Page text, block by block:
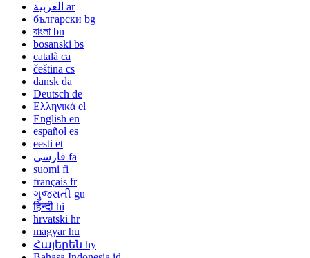
العربية ar
български bg
বাংলা bn
bosanski bs
català ca
čeština cs
dansk da
Deutsch de
Ελληνικά el
English en
español es
eesti et
فارسی fa
suomi fi
français fr
ગુજરાતી gu
हिन्दी hi
hrvatski hr
magyar hu
Հայերեն hy